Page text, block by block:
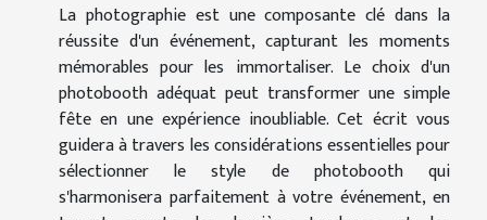
La photographie est une composante clé dans la
réussite d'un événement, capturant les moments
mémorables pour les immortaliser. Le choix d'un
photobooth adéquat peut transformer une simple
fête en une expérience inoubliable. Cet écrit vous
guidera à travers les considérations essentielles pour
sélectionner le style de photobooth qui
s'harmonisera parfaitement à votre événement, en